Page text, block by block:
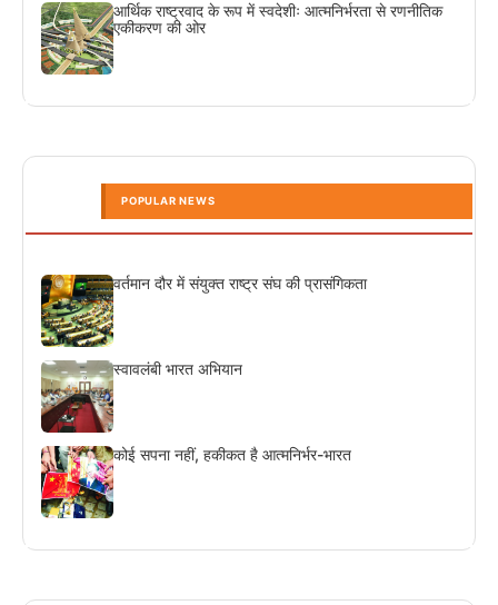
आर्थिक राष्ट्रवाद के रूप में स्वदेशीः आत्मनिर्भरता से रणनीतिक
एकीकरण की ओर
POPULAR NEWS
वर्तमान दौर में संयुक्त राष्ट्र संघ की प्रासंगिकता
स्वावलंबी भारत अभियान
कोई सपना नहीं, हकीकत है आत्मनिर्भर-भारत